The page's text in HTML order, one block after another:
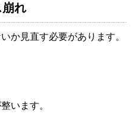
崩れ
か見直す必要があります。
います。